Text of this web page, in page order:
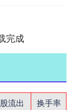
完成
流出
换手率